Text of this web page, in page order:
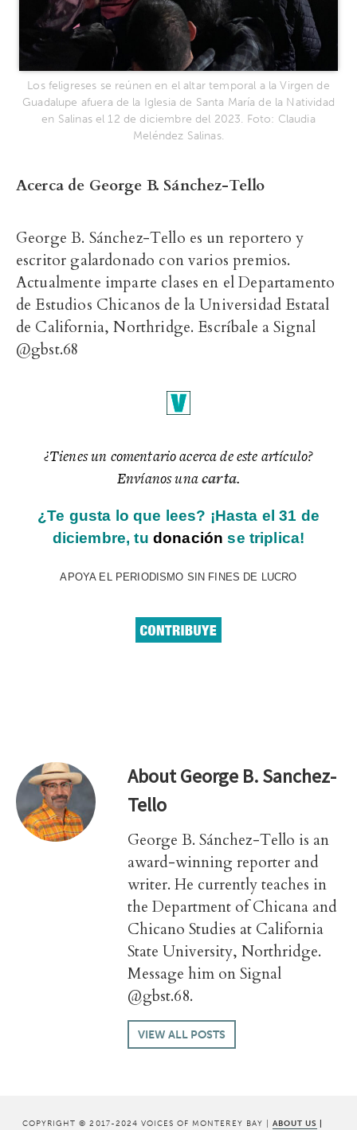
Los feligreses se reúnen en el altar temporal a la Virgen de
Guadalupe afuera de la Iglesia de Santa María de la Natividad
en Salinas el 12 de diciembre del 2023. Foto: Claudia
Meléndez Salinas.
Acerca de George B. Sánchez-Tello
George B. Sánchez-Tello es un reportero y
escritor galardonado con varios premios.
Actualmente imparte clases en el Departamento
de Estudios Chicanos de la Universidad Estatal
de California, Northridge. Escríbale a Signal
@gbst.68
¿Tienes un comentario acerca de este artículo?
Envíanos unacarta.
¿Te gusta lo que lees? ¡Hasta el 31 de
diciembre, tu donación se triplica!
APOYA EL PERIODISMO SIN FINES DE LUCRO
AboutGeorge B. Sanchez-
Tello
George B. Sánchez-Tello is an
award-winning reporter and
writer. He currently teaches in
the Department of Chicana and
Chicano Studies at California
State University, Northridge.
Message him on Signal
@gbst.68.
VIEW ALL POSTS
COPYRIGHT © 2017-2024 VOICES OF MONTEREY BAY | ABOUT US |